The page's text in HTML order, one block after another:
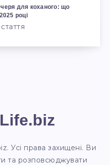
для коханого: що
році
Life.biz
Усі права захищені. Ви
та розповсюджувати